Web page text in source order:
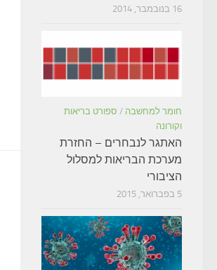
16 בנובמבר, 2014
חומר למחשבה / ספורט בריאות
וקורונה
האתגר לנבחרים – החזרת
מערכת הבריאות למסלול
הציבורי
5 בפברואר, 2015